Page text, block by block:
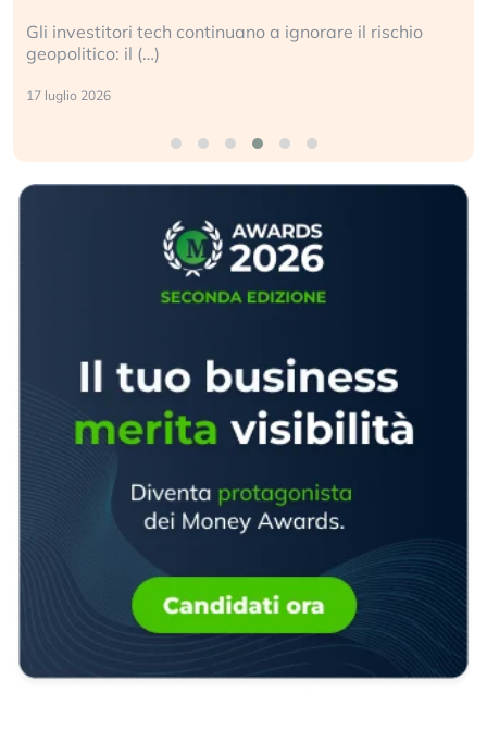
Gli investitori tech continuano a ignorare il rischio
geopolitico: il (…)
17 luglio 2026